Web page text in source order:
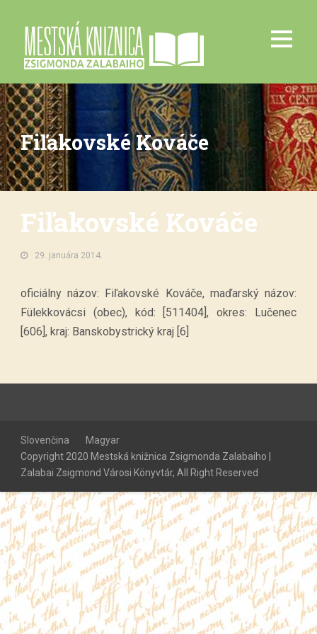
Fiľakovské Kováče
Fiľakovské Kováče
29. januára 2014.
oficiálny názov: Fiľakovské Kováče, maďarský názov:
Fülekkovácsi (obec), kód: [511404], okres: Lučenec
[606], kraj: Banskobystrický kraj [6]
Slovenčina
Magyar
Copyright 2020 Mestská knižnica Zsigmonda Zalabaiho |
Zalabai Zsigmond Városi Könyvtár, All Right Reserved